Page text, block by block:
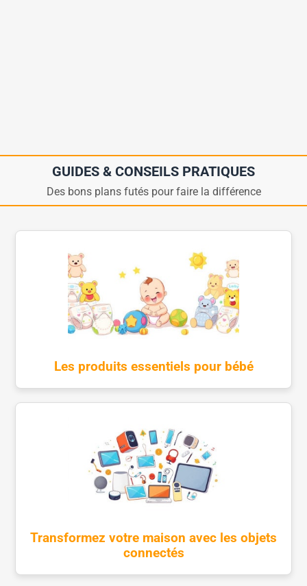
GUIDES & CONSEILS PRATIQUES
Des bons plans futés pour faire la différence
Les produits essentiels pour bébé
Transformez votre maison avec les objets
connectés